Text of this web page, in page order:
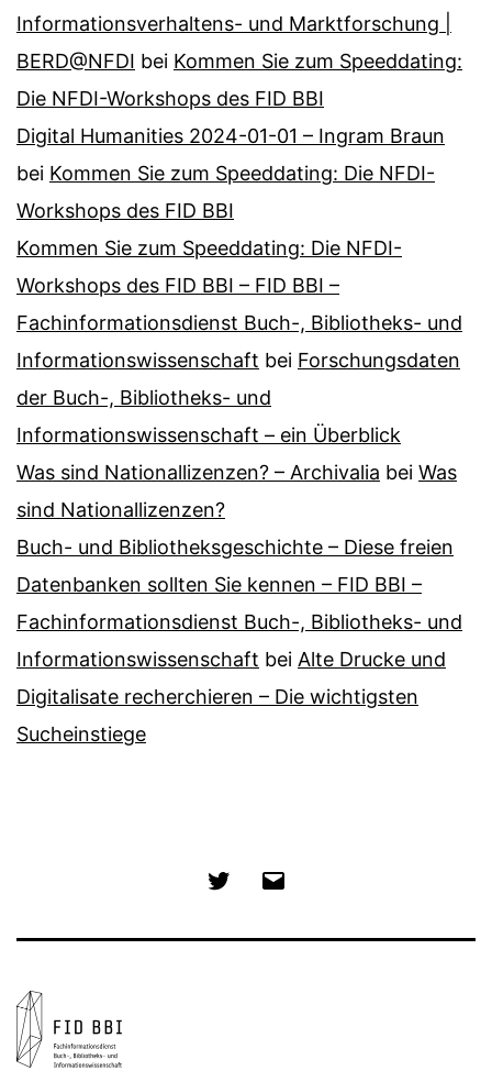
Informationsverhaltens- und Marktforschung |
BERD@NFDI bei Kommen Sie zum Speeddating:
Die NFDI-Workshops des FID BBI
Digital Humanities 2024-01-01 – Ingram Braun
bei Kommen Sie zum Speeddating: Die NFDI-
Workshops des FID BBI
Kommen Sie zum Speeddating: Die NFDI-
Workshops des FID BBI – FID BBI –
Fachinformationsdienst Buch-, Bibliotheks- und
Informationswissenschaft bei Forschungsdaten
der Buch-, Bibliotheks- und
Informationswissenschaft – ein Überblick
Was sind Nationallizenzen? – Archivalia bei Was
sind Nationallizenzen?
Buch- und Bibliotheksgeschichte – Diese freien
Datenbanken sollten Sie kennen – FID BBI –
Fachinformationsdienst Buch-, Bibliotheks- und
Informationswissenschaft bei Alte Drucke und
Digitalisate recherchieren – Die wichtigsten
Sucheinstiege
Twitter